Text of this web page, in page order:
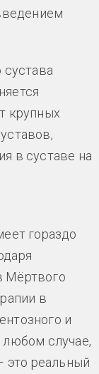
крупных
в суставе на
гораздо
Мёртвого
в
и
любом случае,
это реальный